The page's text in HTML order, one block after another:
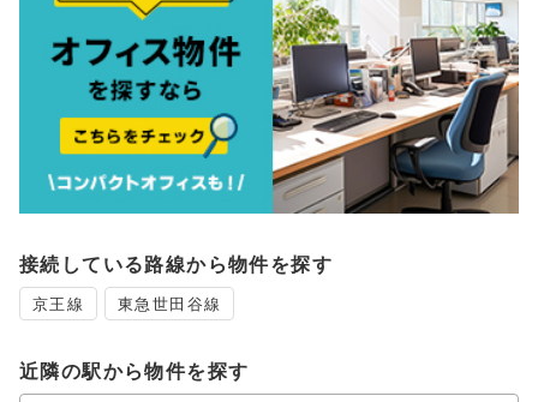
接続している路線から物件を探す
京王線 東急世田谷線
近隣の駅から物件を探す